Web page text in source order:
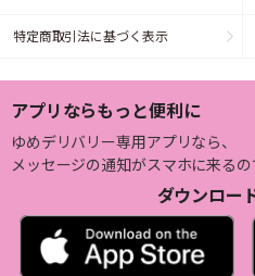
特定商取引法に基づく表示
アプリならもっと便利に
ゆめデリバリー専用アプリなら、
メッセージの通知がスマホに来るの
ダウンロー